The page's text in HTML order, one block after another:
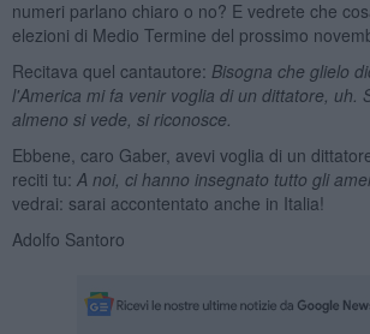
numeri parlano chiaro o no? E vedrete che
elezioni di Medio Termine del prossimo
Recitava quel cantautore: Bisogna che glielo
l'America mi fa venir voglia di un dittatore, uh.
almeno si vede, si riconosce.
Ebbene, caro Gaber, avevi voglia di un
reciti tu: A noi, ci hanno insegnato tutto gli
vedrai: sarai accontentato anche in Italia!
Adolfo Santoro